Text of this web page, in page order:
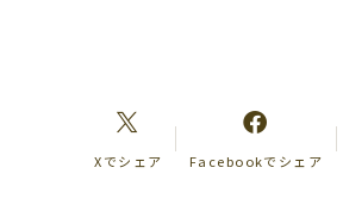
Xでシェア Facebookでシェア